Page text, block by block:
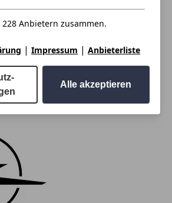
Anbietern zusammen.
| Impressum | Anbieterliste
Alle akzeptieren